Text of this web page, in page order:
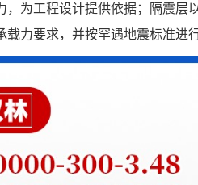
，为工程设计提供依据；隔震层
载力要求，并按罕遇地震标准进